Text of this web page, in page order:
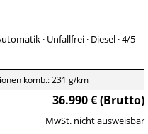
· Unfallfrei · Diesel · 4/5
komb.: 231 g/km
36.990 € (Brutto)
MwSt. nicht ausweisbar